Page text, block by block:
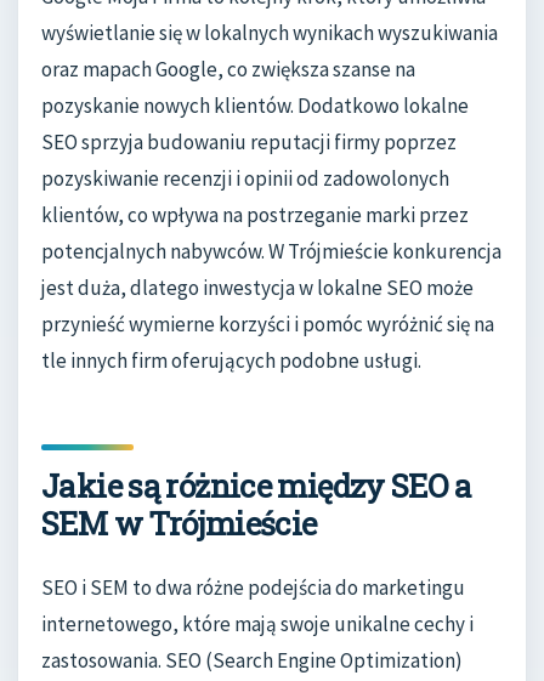
wyświetlanie się w lokalnych wynikach wyszukiwania
oraz mapach Google, co zwiększa szanse na
pozyskanie nowych klientów. Dodatkowo lokalne
SEO sprzyja budowaniu reputacji firmy poprzez
pozyskiwanie recenzji i opinii od zadowolonych
klientów, co wpływa na postrzeganie marki przez
potencjalnych nabywców. W Trójmieście konkurencja
jest duża, dlatego inwestycja w lokalne SEO może
przynieść wymierne korzyści i pomóc wyróżnić się na
tle innych firm oferujących podobne usługi.
Jakie są różnice między SEO a
SEM w Trójmieście
SEO i SEM to dwa różne podejścia do marketingu
internetowego, które mają swoje unikalne cechy i
zastosowania. SEO (Search Engine Optimization)